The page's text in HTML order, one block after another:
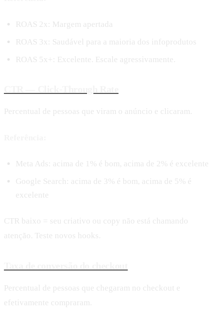
ROAS 2x: Margem apertada
ROAS 3x: Saudável para a maioria dos infoprodutos
ROAS 5x+: Excelente. Escale agressivamente.
Percentual de pessoas que viram o anúncio e clicaram.
Meta Ads: acima de 1% é bom, acima de 2% é excelente
Google Search: acima de 3% é bom, acima de 5% é
excelente
CTR baixo = seu criativo ou copy não está chamando
atenção. Teste novos hooks.
Percentual de pessoas que chegaram no checkout e
efetivamente compraram.